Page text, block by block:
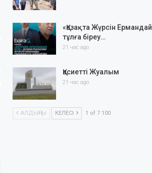
«Қазақта Жүрсін Ермандай
тұлға біреу…
21 час ago
Қасиетті Жуалым
21 час ago
АЛДЫҢҒЫ КЕЛЕСІ 1 of 7 100